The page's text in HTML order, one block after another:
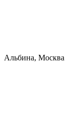
Альбина, Москва